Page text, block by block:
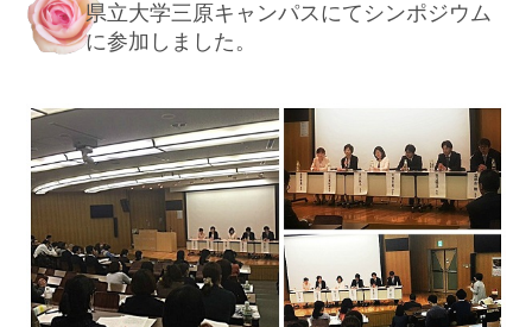
県立大学三原キャンパスにてシンポジウム
に参加しました。